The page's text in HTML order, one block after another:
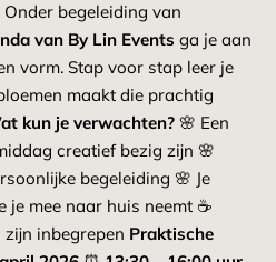
Onder begeleiding van
van By Lin Events ga je aan
vorm. Stap voor stap leer je
maakt die prachtig
kun je verwachten? 🌸 Een
creatief bezig zijn 🌸
begeleiding 🌸 Je
je mee naar huis neemt ☕
zijn inbegrepen Praktische